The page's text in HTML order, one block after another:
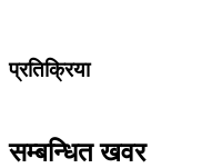
प्रतिक्रिया
सम्बन्धित खवर